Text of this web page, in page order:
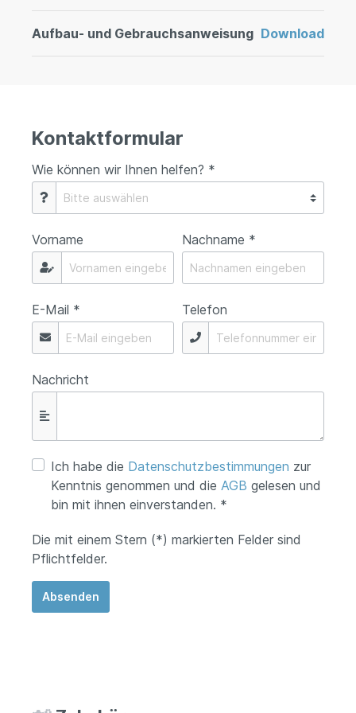
Aufbau- und Gebrauchsanweisung Download
Kontaktformular
Wie können wir Ihnen helfen? *
Vorname Nachname *
E-Mail * Telefon
Nachricht
Ich habe die Datenschutzbestimmungen zur
Kenntnis genommen und die AGB gelesen und
bin mit ihnen einverstanden. *
Die mit einem Stern (*) markierten Felder sind
Pflichtfelder.
Absenden